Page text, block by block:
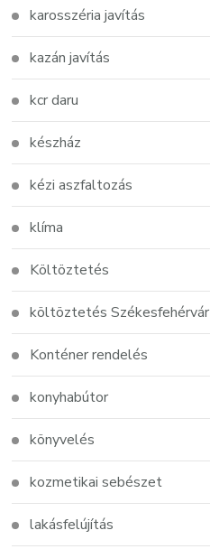
karosszéria javítás
kazán javítás
kcr daru
készház
kézi aszfaltozás
klíma
Költöztetés
költöztetés Székesfehérvár
Konténer rendelés
konyhabútor
könyvelés
kozmetikai sebészet
lakásfelújítás